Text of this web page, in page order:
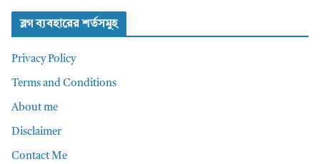
ব্লগ ব্যবহারের শর্তসমুহ
Privacy Policy
Terms and Conditions
About me
Disclaimer
Contact Me